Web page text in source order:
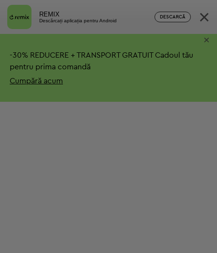
REMIX
Descărcați aplicația pentru Android
DESCARCĂ ×
-30% REDUCERE + TRANSPORT GRATUITCadoul tău
pentru prima comandă
Cumpără acum
×